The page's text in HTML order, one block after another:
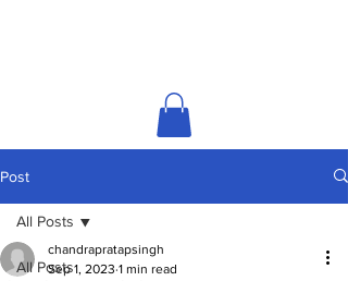
Post
All Posts
All Posts
chandrapratapsingh
Sep 1, 2023 1 min read